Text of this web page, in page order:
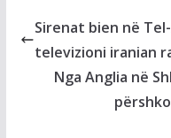
Sirenat bien në
televizioni iranian
Nga Anglia në